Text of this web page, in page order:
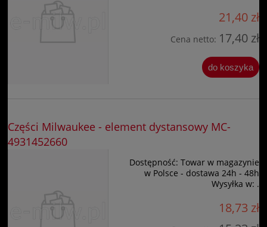
21,40 zł
Cena netto: 17,40 zł
do koszyka
Części Milwaukee - element dystansowy MC-
4931452660
Dostępność: Towar w magazynie
w Polsce - dostawa 24h - 48h
Wysyłka w: .
18,73 zł